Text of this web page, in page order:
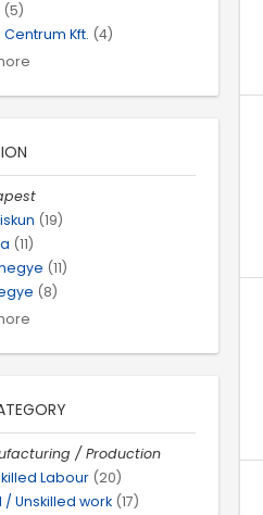
(5)
Kft. (4)
(19)
(11)
(11)
(8)
/ Production
Labour (20)
/ Unskilled work (17)